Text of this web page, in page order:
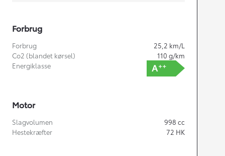
Forbrug
Forbrug 25,2 km/L
Co2 (blandet kørsel)
110 g/km
Energiklasse
Motor
Slagvolumen 998 cc
Hestekræfter
72 HK